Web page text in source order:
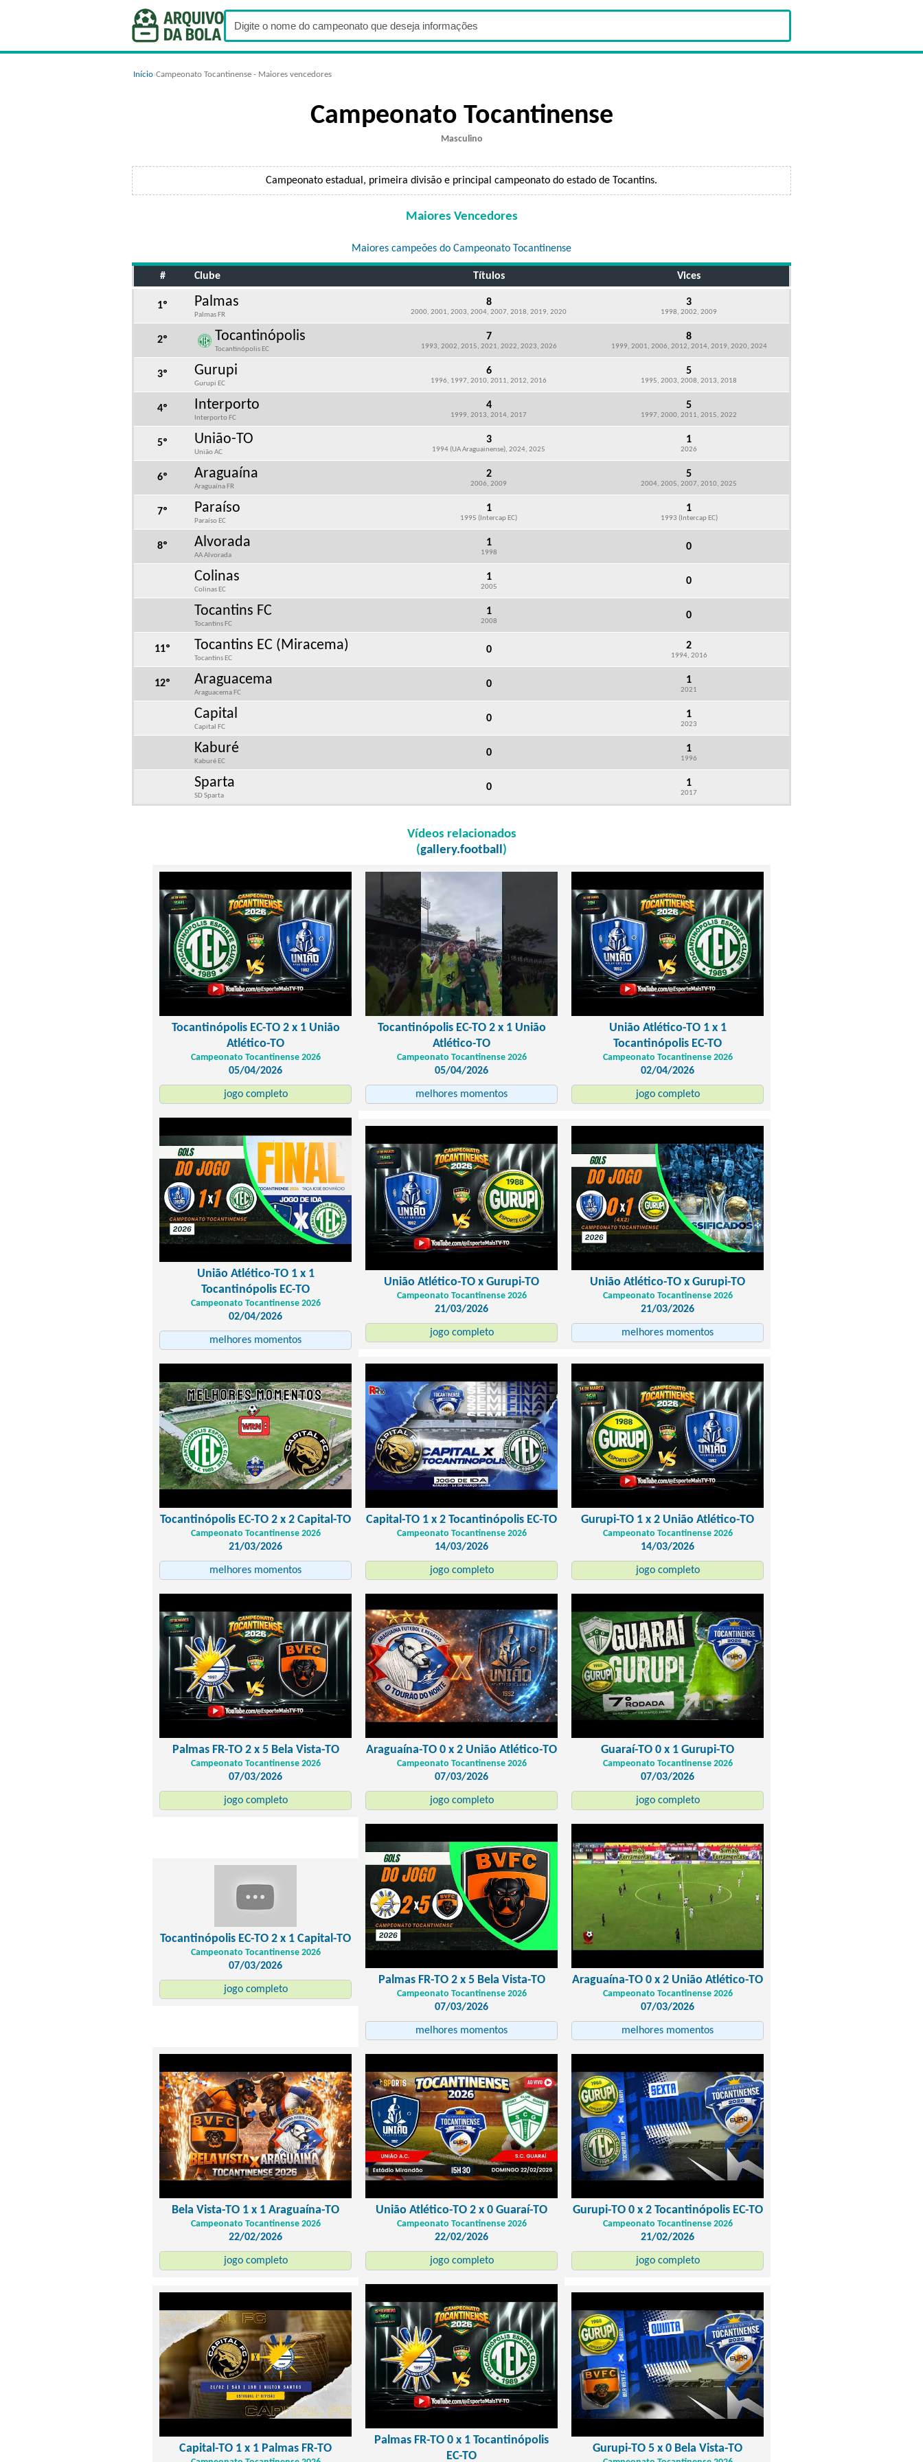
Início›Campeonato Tocantinense - Maiores vencedores
Campeonato Tocantinense
Masculino
Campeonato estadual, primeira divisão e principal campeonato do estado de Tocantins.
Maiores Vencedores
Maiores campeões do Campeonato Tocantinense
# Clube Títulos Vices
1º Palmas
Palmas FR
8
2000, 2001, 2003, 2004, 2007, 2018, 2019, 2020
3
1998, 2002, 2009
2º Tocantinópolis
Tocantinópolis EC
7
1993, 2002, 2015, 2021, 2022, 2023, 2026
8
1999, 2001, 2006, 2012, 2014, 2019, 2020, 2024
3º Gurupi
Gurupi EC
6
1996, 1997, 2010, 2011, 2012, 2016
5
1995, 2003, 2008, 2013, 2018
4º Interporto
Interporto FC
4
1999, 2013, 2014, 2017
5
1997, 2000, 2011, 2015, 2022
5º União-TO
União AC
3
1994 (UA Araguainense), 2024, 2025
1
2026
6º Araguaína
Araguaína FR
2
2006, 2009
5
2004, 2005, 2007, 2010, 2025
7º Paraíso
Paraíso EC
1
1995 (Intercap EC)
1
1993 (Intercap EC)
8º Alvorada
AA Alvorada
1
1998
0
Colinas
Colinas EC
1
2005
0
Tocantins FC
Tocantins FC
1
2008
0
11º Tocantins EC (Miracema)
Tocantins EC
0 2
1994, 2016
12º Araguacema
Araguacema FC
0 1
2021
Capital
Capital FC
0 1
2023
Kaburé
Kaburé EC
0 1
1996
Sparta
SD Sparta
0 1
2017
Vídeos relacionados
(gallery.football)
Tocantinópolis EC-TO 2 x 1 União
Atlético-TO
Campeonato Tocantinense 2026
05/04/2026
jogo completo
Tocantinópolis EC-TO 2 x 1 União
Atlético-TO
Campeonato Tocantinense 2026
05/04/2026
melhores momentos
União Atlético-TO 1 x 1
Tocantinópolis EC-TO
Campeonato Tocantinense 2026
02/04/2026
jogo completo
União Atlético-TO 1 x 1
Tocantinópolis EC-TO
Campeonato Tocantinense 2026
02/04/2026
melhores momentos
União Atlético-TO x Gurupi-TO
Campeonato Tocantinense 2026
21/03/2026
jogo completo
União Atlético-TO x Gurupi-TO
Campeonato Tocantinense 2026
21/03/2026
melhores momentos
Tocantinópolis EC-TO 2 x 2 Capital-TO
Campeonato Tocantinense 2026
21/03/2026
melhores momentos
Capital-TO 1 x 2 Tocantinópolis EC-TO
Campeonato Tocantinense 2026
14/03/2026
jogo completo
Gurupi-TO 1 x 2 União Atlético-TO
Campeonato Tocantinense 2026
14/03/2026
jogo completo
Palmas FR-TO 2 x 5 Bela Vista-TO
Campeonato Tocantinense 2026
07/03/2026
jogo completo
Araguaína-TO 0 x 2 União Atlético-TO
Campeonato Tocantinense 2026
07/03/2026
jogo completo
Guaraí-TO 0 x 1 Gurupi-TO
Campeonato Tocantinense 2026
07/03/2026
jogo completo
Tocantinópolis EC-TO 2 x 1 Capital-TO
Campeonato Tocantinense 2026
07/03/2026
jogo completo
Palmas FR-TO 2 x 5 Bela Vista-TO
Campeonato Tocantinense 2026
07/03/2026
melhores momentos
Araguaína-TO 0 x 2 União Atlético-TO
Campeonato Tocantinense 2026
07/03/2026
melhores momentos
Bela Vista-TO 1 x 1 Araguaína-TO
Campeonato Tocantinense 2026
22/02/2026
jogo completo
União Atlético-TO 2 x 0 Guaraí-TO
Campeonato Tocantinense 2026
22/02/2026
jogo completo
Gurupi-TO 0 x 2 Tocantinópolis EC-TO
Campeonato Tocantinense 2026
21/02/2026
jogo completo
Capital-TO 1 x 1 Palmas FR-TO
Palmas FR-TO 0 x 1 Tocantinópolis
EC-TO
Gurupi-TO 5 x 0 Bela Vista-TO